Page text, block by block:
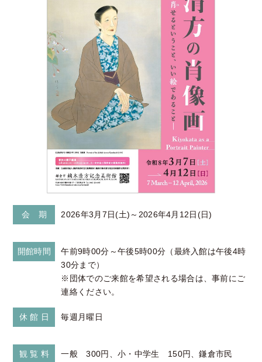
会 期 2026年3月7日(土)～2026年4月12日(日)
開館時間
午前9時00分～午後5時00分（最終入館は午後4時
30分まで）
※団体でのご来館を希望される場合は、事前にご
連絡ください。
休 館 日 毎週月曜日
観 覧 料
一般 300円、小・中学生 150円、鎌倉市民